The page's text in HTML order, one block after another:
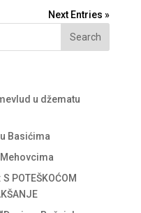
Next Entries »
u džematu
Basićima
POTEŠKOĆOM